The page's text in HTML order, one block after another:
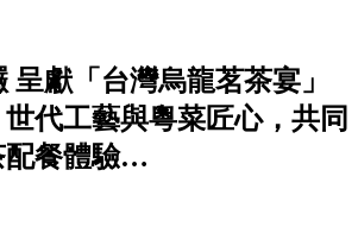
呈獻「台灣烏龍茗茶宴」
代工藝與粵菜匠心，共同
配餐體驗…